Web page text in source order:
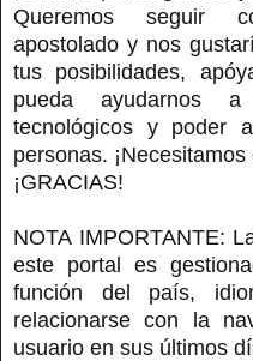
Queremos seguir
apostolado y nos
tus posibilidades,
pueda ayudarnos
tecnológicos y poder
personas. ¡Necesitamos
¡GRACIAS!
NOTA IMPORTANTE:
este portal es
función del país,
relacionarse con la
usuario en sus últimos